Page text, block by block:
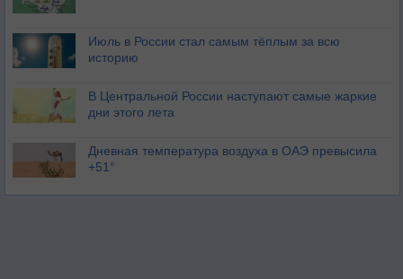
Июль в России стал самым тёплым за всю
историю
В Центральной России наступают самые жаркие
дни этого лета
Дневная температура воздуха в ОАЭ превысила
+51°